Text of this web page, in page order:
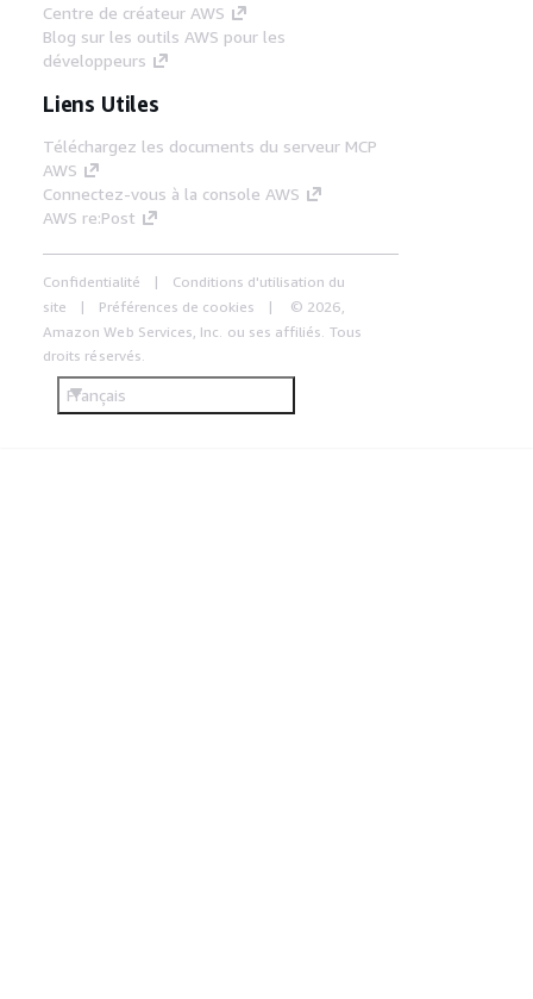
Centre de créateur AWS
Blog sur les outils AWS pour les
développeurs
Liens Utiles
Téléchargez les documents du serveur MCP
AWS
Connectez-vous à la console AWS
AWS re:Post
Confidentialité
Conditions d'utilisation du
site
Préférences de cookies
© 2026,
Amazon Web Services, Inc. ou ses affiliés. Tous
droits réservés.
Français